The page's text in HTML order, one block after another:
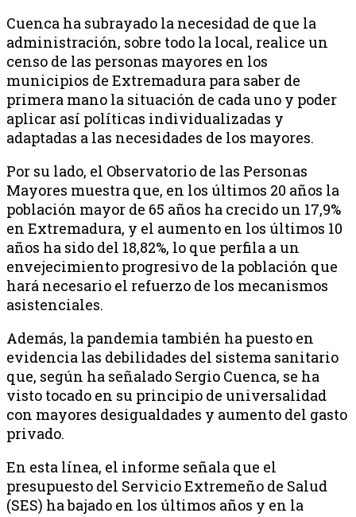
Cuenca ha subrayado la necesidad de que la
administración, sobre todo la local, realice un
censo de las personas mayores en los
municipios de Extremadura para saber de
primera mano la situación de cada uno y poder
aplicar así políticas individualizadas y
adaptadas a las necesidades de los mayores.
Por su lado, el Observatorio de las Personas
Mayores muestra que, en los últimos 20 años la
población mayor de 65 años ha crecido un 17,9%
en Extremadura, y el aumento en los últimos 10
años ha sido del 18,82%, lo que perfila a un
envejecimiento progresivo de la población que
hará necesario el refuerzo de los mecanismos
asistenciales.
Además, la pandemia también ha puesto en
evidencia las debilidades del sistema sanitario
que, según ha señalado Sergio Cuenca, se ha
visto tocado en su principio de universalidad
con mayores desigualdades y aumento del gasto
privado.
En esta línea, el informe señala que el
presupuesto del Servicio Extremeño de Salud
(SES) ha bajado en los últimos años y en la